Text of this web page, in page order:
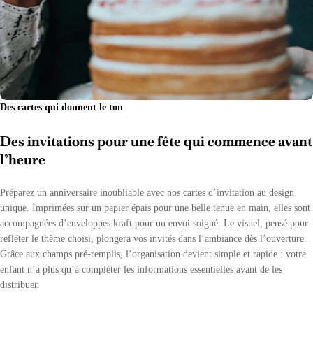
Des cartes qui donnent le ton
Des invitations pour une fête qui commence avant
l’heure
Préparez un anniversaire inoubliable avec nos cartes d’invitation au design
unique. Imprimées sur un papier épais pour une belle tenue en main, elles sont
accompagnées d’enveloppes kraft pour un envoi soigné. Le visuel, pensé pour
refléter le thème choisi, plongera vos invités dans l’ambiance dès l’ouverture.
Grâce aux champs pré-remplis, l’organisation devient simple et rapide : votre
enfant n’a plus qu’à compléter les informations essentielles avant de les
distribuer.